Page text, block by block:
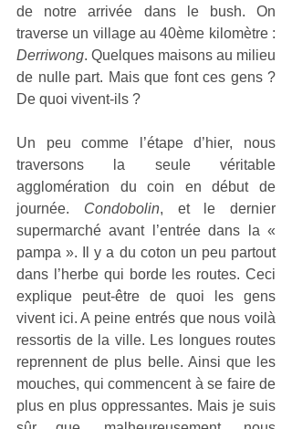
de notre arrivée dans le bush. On
Derriwong. Quelques maisons au milieu
de nulle part. Mais que font ces gens ?
De quoi vivent-ils ?
Un peu comme l’étape d’hier, nous
traversons la seule véritable
agglomération du coin en début de
journée. Condobolin, et le dernier
supermarché avant l’entrée dans la «
pampa ». Il y a du coton un peu partout
dans l’herbe qui borde les routes. Ceci
explique peut-être de quoi les gens
vivent ici. A peine entrés que nous voilà
ressortis de la ville. Les longues routes
reprennent de plus belle. Ainsi que les
mouches, qui commencent à se faire de
plus en plus oppressantes. Mais je suis